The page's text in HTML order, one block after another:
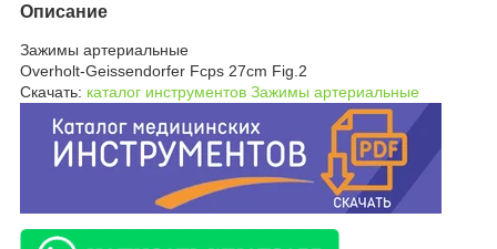
Описание
Зажимы артериальные
Overholt-Geissendorfer Fcps 27cm Fig.2
Скачать: каталог инструментов Зажимы артериальные